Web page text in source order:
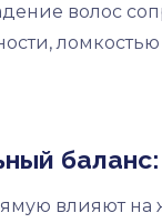
волос
влияют на